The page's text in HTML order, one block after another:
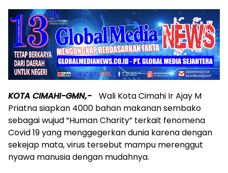
KOTA CIMAHI-GMN,-
Wali Kota Cimahi Ir Ajay M
Priatna siapkan 4000 bahan makanan sembako
sebagai wujud “Human Charity” terkait fenomena
Covid 19 yang menggegerkan dunia karena dengan
sekejap mata, virus tersebut mampu merenggut
nyawa manusia dengan mudahnya.